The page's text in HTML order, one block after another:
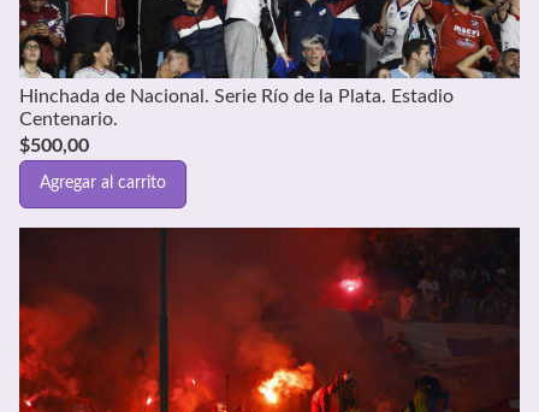
Hinchada de Nacional. Serie Río de la Plata. Estadio
Centenario.
$500,00
Agregar al carrito